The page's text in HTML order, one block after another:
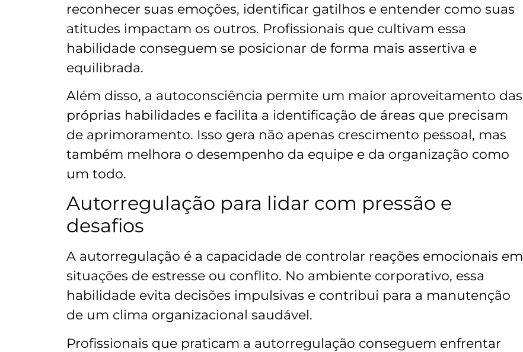
reconhecer suas emoções, identificar gatilhos e entender como suas
atitudes impactam os outros. Profissionais que cultivam essa
habilidade conseguem se posicionar de forma mais assertiva e
equilibrada.
Além disso, a autoconsciência permite um maior aproveitamento das
próprias habilidades e facilita a identificação de áreas que precisam
de aprimoramento. Isso gera não apenas crescimento pessoal, mas
também melhora o desempenho da equipe e da organização como
um todo.
Autorregulação para lidar com pressão e
desafios
A autorregulação é a capacidade de controlar reações emocionais em
situações de estresse ou conflito. No ambiente corporativo, essa
habilidade evita decisões impulsivas e contribui para a manutenção
de um clima organizacional saudável.
Profissionais que praticam a autorregulação conseguem enfrentar